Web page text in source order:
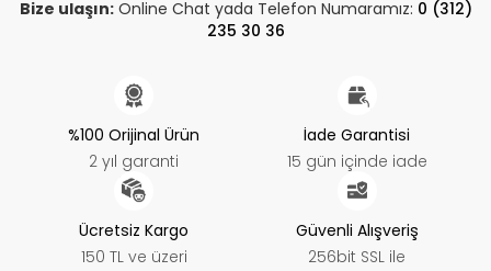
Bize ulaşın:Online Chat yada Telefon Numaramız: 0 (312)
235 30 36
%100 Orijinal Ürün
2 yıl garanti
İade Garantisi
15 gün içinde iade
Ücretsiz Kargo
150 TL ve üzeri
Güvenli Alışveriş
256bit SSL ile